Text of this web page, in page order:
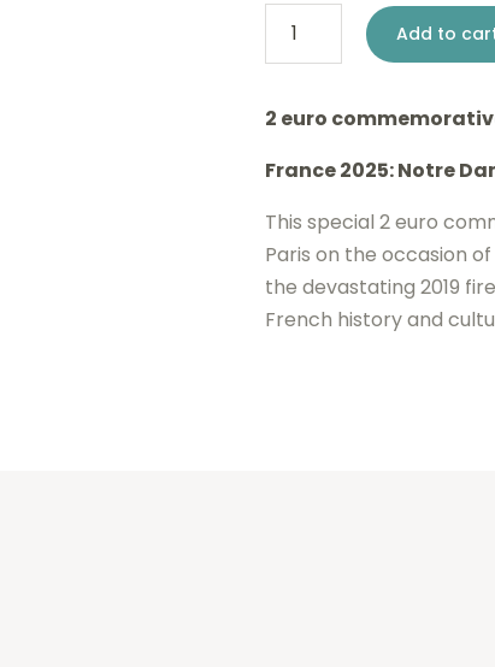
euro
-
Notre
Dame
of
Paris
Add to
2 euro
France 2025: Notre
This special 2 euro
Paris on the occasion
the devastating 2019
French history and